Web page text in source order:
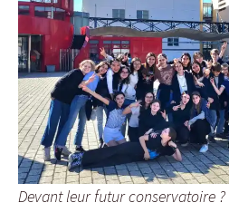
Devant leur futur conservatoire ?